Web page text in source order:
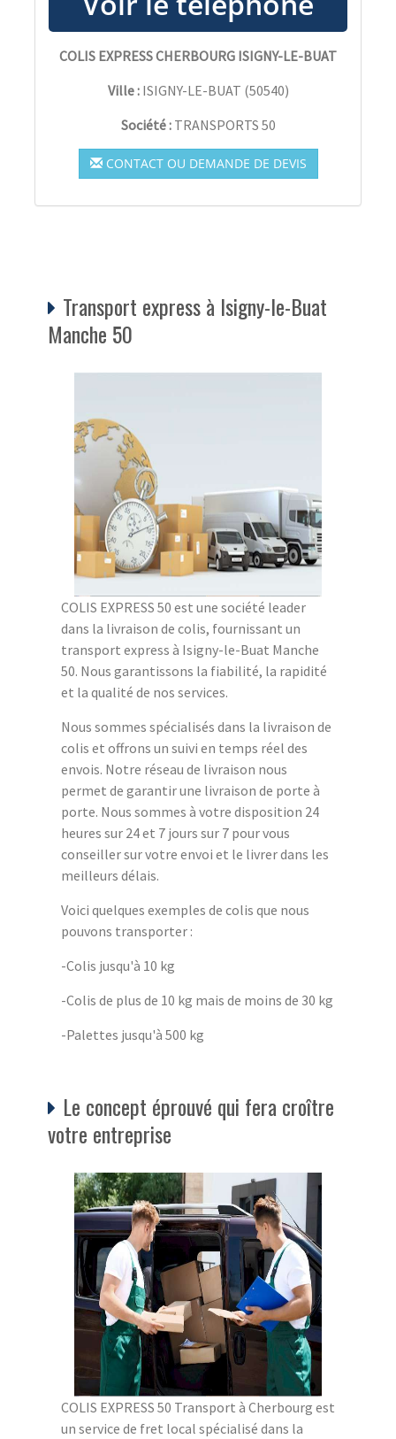
COLIS EXPRESS CHERBOURG ISIGNY-LE-BUAT
Ville : ISIGNY-LE-BUAT (50540)
Société : TRANSPORTS 50
CONTACT OU DEMANDE DE DEVIS
Transport express à Isigny-le-Buat
Manche 50
COLIS EXPRESS 50 est une société leader
dans la livraison de colis, fournissant un
transport express à Isigny-le-Buat Manche
50. Nous garantissons la fiabilité, la rapidité
et la qualité de nos services.
Nous sommes spécialisés dans la livraison de
colis et offrons un suivi en temps réel des
envois. Notre réseau de livraison nous
permet de garantir une livraison de porte à
porte. Nous sommes à votre disposition 24
heures sur 24 et 7 jours sur 7 pour vous
conseiller sur votre envoi et le livrer dans les
meilleurs délais.
Voici quelques exemples de colis que nous
pouvons transporter :
-Colis jusqu'à 10 kg
-Colis de plus de 10 kg mais de moins de 30 kg
-Palettes jusqu'à 500 kg
Le concept éprouvé qui fera croître
votre entreprise
COLIS EXPRESS 50 Transport à Cherbourg est
un service de fret local spécialisé dans la